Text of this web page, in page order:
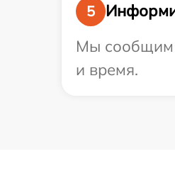
5
Мы сообщим
и время.